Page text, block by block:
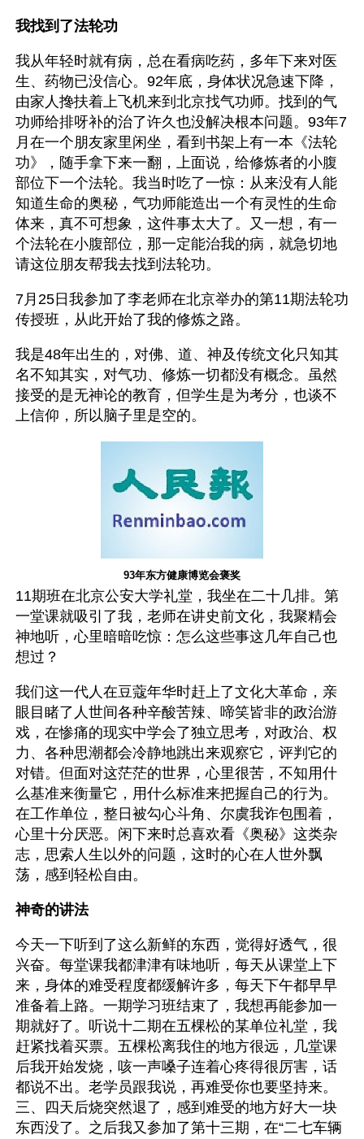
我找到了法轮功
我从年轻时就有病，总在看病吃药，多年下来对医
生、药物已没信心。92年底，身体状况急速下降，
由家人搀扶着上飞机来到北京找气功师。找到的气
功师给排呀补的治了许久也没解决根本问题。93年7
月在一个朋友家里闲坐，看到书架上有一本《法轮
功》，随手拿下来一翻，上面说，给修炼者的小腹
部位下一个法轮。我当时吃了一惊：从来没有人能
知道生命的奥秘，气功师能造出一个有灵性的生命
体来，真不可想象，这件事太大了。又一想，有一
个法轮在小腹部位，那一定能治我的病，就急切地
请这位朋友帮我去找到法轮功。
7月25日我参加了李老师在北京举办的第11期法轮功
传授班，从此开始了我的修炼之路。
我是48年出生的，对佛、道、神及传统文化只知其
名不知其实，对气功、修炼一切都没有概念。虽然
接受的是无神论的教育，但学生是为考分，也谈不
上信仰，所以脑子里是空的。
93年东方健康博览会褒奖
11期班在北京公安大学礼堂，我坐在二十几排。第
一堂课就吸引了我，老师在讲史前文化，我聚精会
神地听，心里暗暗吃惊：怎么这些事这几年自己也
想过？
我们这一代人在豆蔻年华时赶上了文化大革命，亲
眼目睹了人世间各种辛酸苦辣、啼笑皆非的政治游
戏，在惨痛的现实中学会了独立思考，对政治、权
力、各种思潮都会冷静地跳出来观察它，评判它的
对错。但面对这茫茫的世界，心里很苦，不知用什
么基准来衡量它，用什么标准来把握自己的行为。
在工作单位，整日被勾心斗角、尔虞我诈包围着，
心里十分厌恶。闲下来时总喜欢看《奥秘》这类杂
志，思索人生以外的问题，这时的心在人世外飘
荡，感到轻松自由。
神奇的讲法
今天一下听到了这么新鲜的东西，觉得好透气，很
兴奋。每堂课我都津津有味地听，每天从课堂上下
来，身体的难受程度都缓解许多，每天下午都早早
准备着上路。一期学习班结束了，我想再能参加一
期就好了。听说十二期在五棵松的某单位礼堂，我
赶紧找着买票。五棵松离我住的地方很远，几堂课
后我开始发烧，咳一声嗓子连着心疼得很厉害，话
都说不出。老学员跟我说，再难受你也要坚持来。
三、四天后烧突然退了，感到难受的地方好大一块
东西没了。之后我又参加了第十三期，在“二七车辆